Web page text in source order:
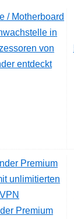
in
von
entdeckt
Premium